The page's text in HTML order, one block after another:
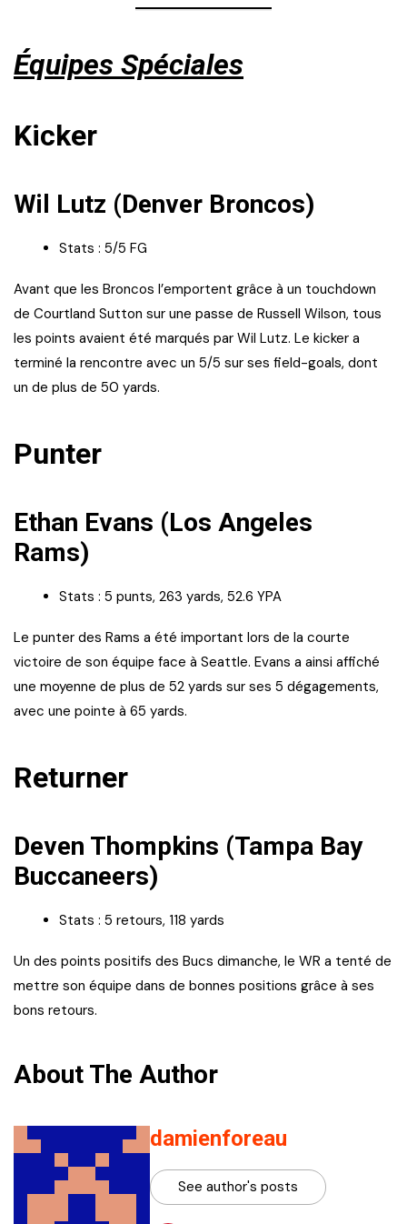
Équipes Spéciales
Kicker
Wil Lutz (Denver Broncos)
Stats : 5/5 FG
Avant que les Broncos l’emportent grâce à un touchdown
de Courtland Sutton sur une passe de Russell Wilson, tous
les points avaient été marqués par Wil Lutz. Le kicker a
terminé la rencontre avec un 5/5 sur ses field-goals, dont
un de plus de 50 yards.
Punter
Ethan Evans (Los Angeles
Rams)
Stats : 5 punts, 263 yards, 52.6 YPA
Le punter des Rams a été important lors de la courte
victoire de son équipe face à Seattle. Evans a ainsi affiché
une moyenne de plus de 52 yards sur ses 5 dégagements,
avec une pointe à 65 yards.
Returner
Deven Thompkins (Tampa Bay
Buccaneers)
Stats : 5 retours, 118 yards
Un des points positifs des Bucs dimanche, le WR a tenté de
mettre son équipe dans de bonnes positions grâce à ses
bons retours.
About The Author
damienforeau
See author's posts